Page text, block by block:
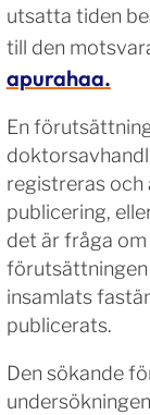
utsatta tiden
till den
apurahaa.
En
registreras
publicering,
det är fråga
insamlats
publicerats.
Den sökande